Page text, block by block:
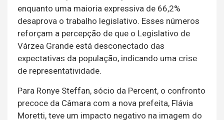
enquanto uma maioria expressiva de 66,2%
desaprova o trabalho legislativo. Esses números
reforçam a percepção de que o Legislativo de
Várzea Grande está desconectado das
expectativas da população, indicando uma crise
de representatividade.
Para Ronye Steffan, sócio da Percent, o confronto
precoce da Câmara com a nova prefeita, Flávia
Moretti, teve um impacto negativo na imagem do